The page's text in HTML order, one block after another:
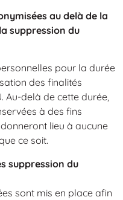
au delà de la
suppression du
pour la durée
des finalités
Au-delà de cette durée,
à des fins
lieu à aucune
ce soit.
suppression du
sont mis en place afin